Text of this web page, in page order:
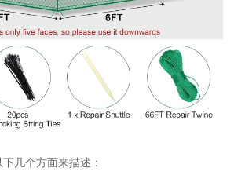
几个方面来描述：